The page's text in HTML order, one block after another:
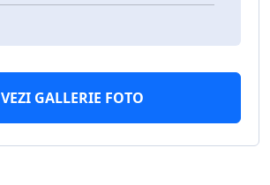
VEZI GALLERIE FOTO